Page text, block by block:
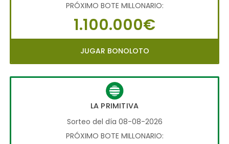
PRÓXIMO BOTE MILLONARIO:
1.100.000€
JUGAR BONOLOTO
LA PRIMITIVA
Sorteo del día 08-08-2026
PRÓXIMO BOTE MILLONARIO: